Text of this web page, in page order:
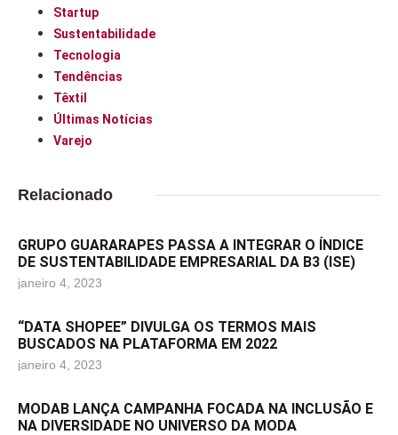
Startup
Sustentabilidade
Tecnologia
Tendências
Têxtil
Últimas Notícias
Varejo
Relacionado
GRUPO GUARARAPES PASSA A INTEGRAR O ÍNDICE
DE SUSTENTABILIDADE EMPRESARIAL DA B3 (ISE)
janeiro 4, 2023
“DATA SHOPEE” DIVULGA OS TERMOS MAIS
BUSCADOS NA PLATAFORMA EM 2022
janeiro 4, 2023
MODAB LANÇA CAMPANHA FOCADA NA INCLUSÃO E
NA DIVERSIDADE NO UNIVERSO DA MODA